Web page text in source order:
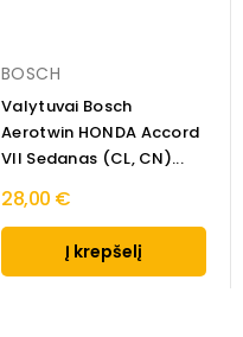
BOSCH
Valytuvai Bosch
Aerotwin HONDA Accord
VII Sedanas (CL, CN)...
28,00 €
Į krepšelį